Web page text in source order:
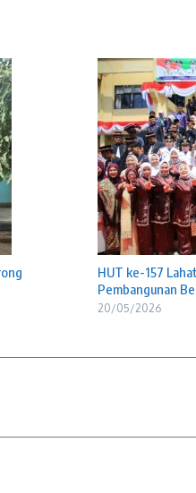
HUT ke-157
Pembangunan
20/05/2026